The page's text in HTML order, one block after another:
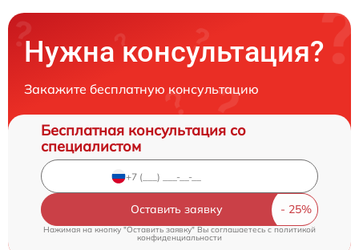
Нужна консультация?
Закажите бесплатную консультацию
Бесплатная консультация со
специалистом
Оставить заявку
Нажимая на кнопку "Оставить заявку" Вы соглашаетесь c политикой
конфиденциальности